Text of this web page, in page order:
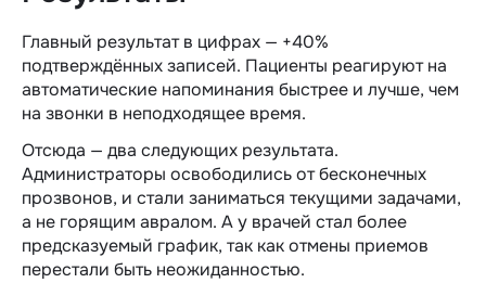
Главный результат в цифрах — +40%
подтверждённых записей. Пациенты реагируют на
автоматические напоминания быстрее и лучше, чем
на звонки в неподходящее время.
Отсюда — два следующих результата.
Администраторы освободились от бесконечных
прозвонов, и стали заниматься текущими задачами,
а не горящим авралом. А у врачей стал более
предсказуемый график, так как отмены приемов
перестали быть неожиданностью.